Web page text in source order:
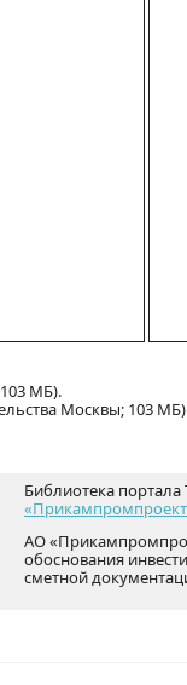
МБ).
Москвы; 103
Библиотека
АО
обоснования
сметной